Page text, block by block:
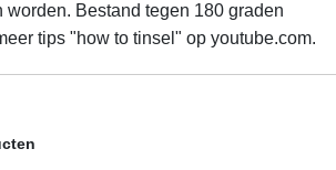
worden. Bestand tegen 180 graden
tips "how to tinsel" op youtube.com.